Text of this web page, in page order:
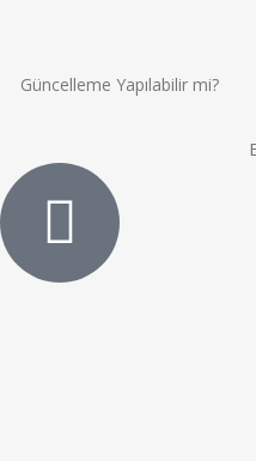
Güncelleme Yapılabilir mi?